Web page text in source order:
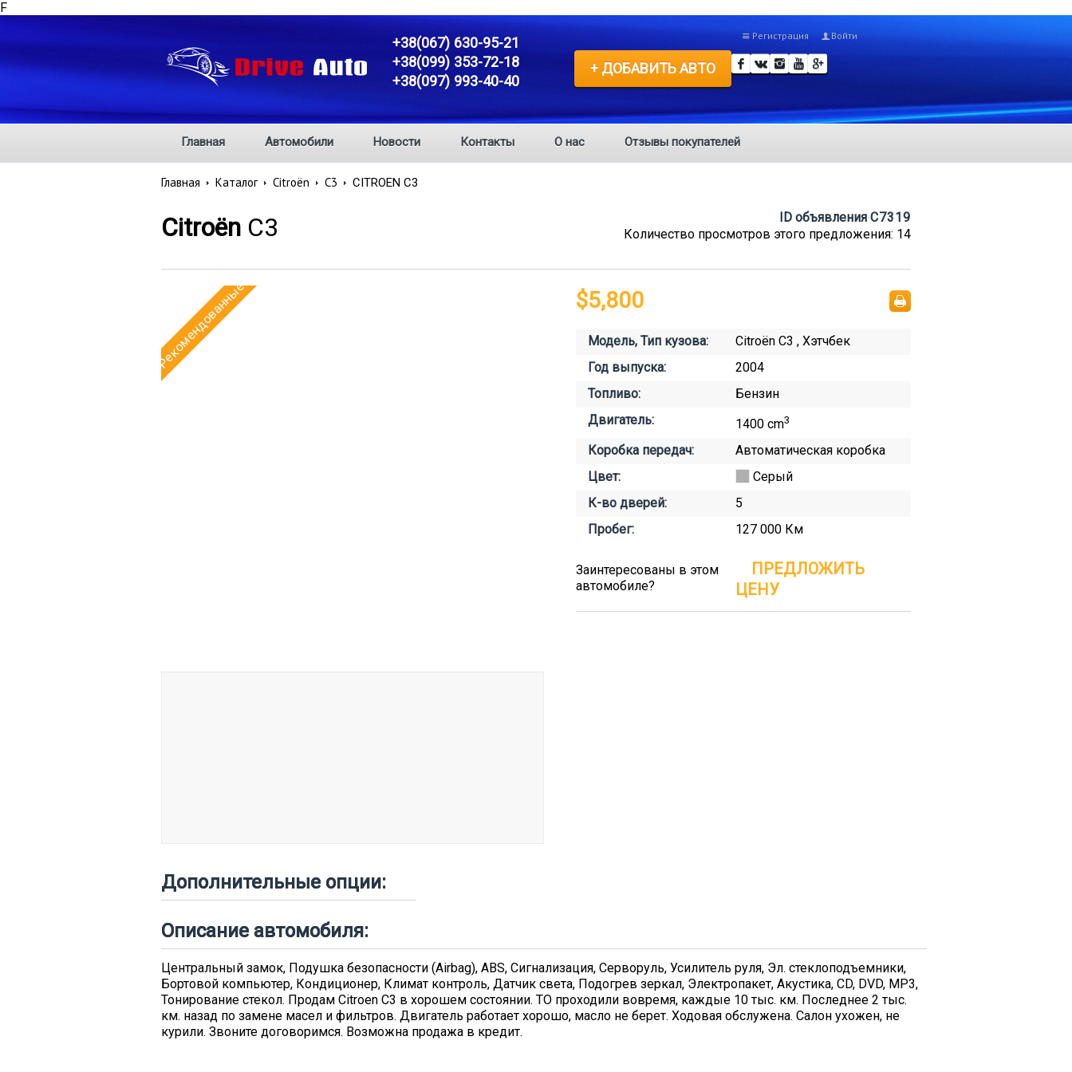
F
+38(067) 630-95-21
+38(099) 353-72-18
+38(097) 993-40-40
Регистрация Войти
+ ДОБАВИТЬ АВТО
Главная Автомобили Новости Контакты О нас Отзывы покупателей
Главная Каталог Citroën C3 CITROEN C3
ID объявления C7319
Количество просмотров этого предложения: 14
Citroën C3
Рекомендованные $5,800
Модель, Тип кузова:
Citroën C3 , Хэтчбек
Год выпуска:
2004
Топливо:
Бензин
Двигатель:
1400 cm3
Коробка передач:
Автоматическая коробка
Цвет:
Серый
К-во дверей:
5
Пробег:
127 000 Км
Заинтересованы в этом
автомобиле?
ПРЕДЛОЖИТЬ
ЦЕНУ
Дополнительные опции:
Описание автомобиля:
Центральный замок, Подушка безопасности (Airbag), ABS, Сигнализация, Серворуль, Усилитель руля, Эл. стеклоподъемники,
Бортовой компьютер, Кондиционер, Климат контроль, Датчик света, Подогрев зеркал, Электропакет, Акустика, CD, DVD, MP3,
Тонирование стекол. Продам Citroen C3 в хорошем состоянии. ТО проходили вовремя, каждые 10 тыс. км. Последнее 2 тыс.
км. назад по замене масел и фильтров. Двигатель работает хорошо, масло не берет. Ходовая обслужена. Салон ухожен, не
курили. Звоните договоримся. Возможна продажа в кредит.